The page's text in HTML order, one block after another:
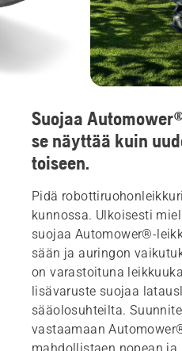
Suojaa
se näyttää kuin
toiseen.
Pidä
kunnossa. Ulkoisesti
suojaa Automower®-
sään ja auringon
on varastoituna
lisävaruste suojaa
sääolosuhteilta.
vastaamaan